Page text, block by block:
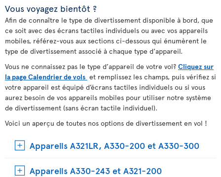
Vous voyagez bientôt ?
Afin de connaître le type de divertissement disponible à bord, que
ce soit avec des écrans tactiles individuels ou avec vos appareils
mobiles, référez-vous aux sections ci-dessous qui énumèrent le
type de divertissement associé à chaque type d'appareil.
Vous ne connaissez pas le type d’appareil de votre vol? Cliquez sur
la page Calendrier de vols et remplissez les champs, puis vérifiez si
votre appareil est équipé d’écrans tactiles individuels ou si vous
aurez besoin de vos appareils mobiles pour utiliser notre système
de divertissement (sans écran tactile individuel).
Voici un aperçu de toutes nos options de divertissement en vol !
Appareils A321LR, A330-200 et A330-300
Appareils A330-243 et A321-200